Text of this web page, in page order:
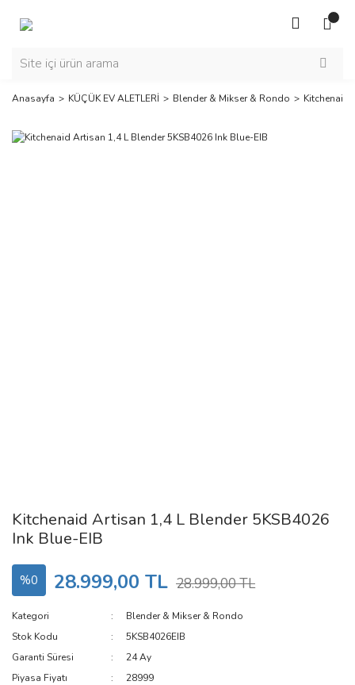
Anasayfa KÜÇÜK EV ALETLERİ Blender & Mikser & Rondo Kitchenaid
Kitchenaid Artisan 1,4 L Blender 5KSB4026
Ink Blue-EIB
%0 28.999,00 TL 28.999,00 TL
Kategori
Blender & Mikser & Rondo
Stok Kodu
5KSB4026EIB
Garanti Süresi
24 Ay
Piyasa Fiyatı
28999